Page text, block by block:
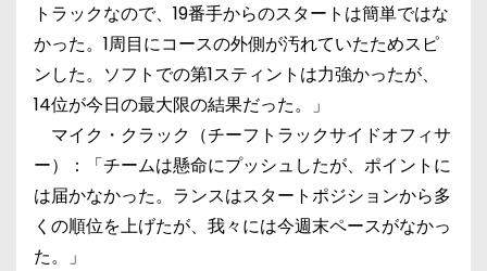
トラックなので、19番手からのスタートは簡単ではな
かった。1周目にコースの外側が汚れていたためスピ
ンした。ソフトでの第1スティントは力強かったが、
14位が今日の最大限の結果だった。」
マイク・クラック（チーフトラックサイドオフィサ
ー）：「チームは懸命にプッシュしたが、ポイントに
は届かなかった。ランスはスタートポジションから多
くの順位を上げたが、我々には今週末ペースがなかっ
た。」